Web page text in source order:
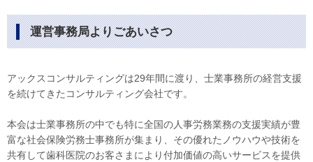
運営事務局よりごあいさつ
アックスコンサルティングは29年間に渡り、士業事務所の経営支援
を続けてきたコンサルティング会社です。
本会は士業事務所の中でも特に全国の人事労務業務の支援実績が豊
富な社会保険労務士事務所が集まり、その優れたノウハウや技術を
共有して歯科医院のお客さまにより付加価値の高いサービスを提供